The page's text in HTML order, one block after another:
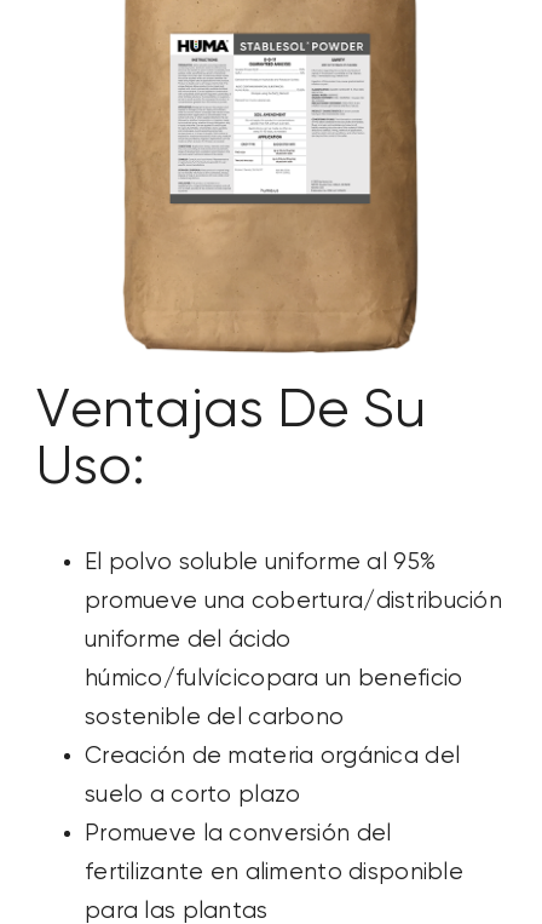
SOBRE NOSOTROS
Ventajas De Su
Uso:
El polvo soluble uniforme al 95%
promueve una cobertura/distribución
uniforme del ácido
húmico/fulvícicopara un beneficio
sostenible del carbono
Creación de materia orgánica del
suelo a corto plazo
Promueve la conversión del
fertilizante en alimento disponible
para las plantas